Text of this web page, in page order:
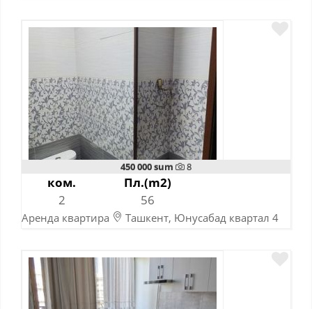
450 000 sum 8
ком.
2
Пл.(m2)
56
Аренда квартира Ташкент, Юнусабад квартал 4